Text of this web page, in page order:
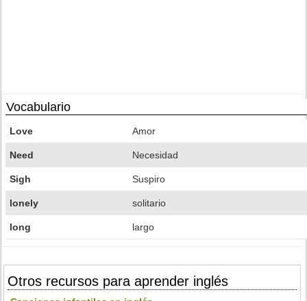
Vocabulario
Love Amor
Need Necesidad
Sigh Suspiro
lonely solitario
long largo
Otros recursos para aprender inglés